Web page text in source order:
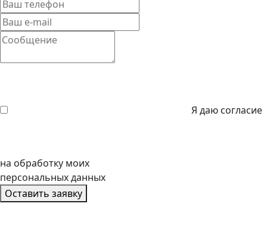
Я даю согласие
на обработку моих
персональных данных
Оставить заявку